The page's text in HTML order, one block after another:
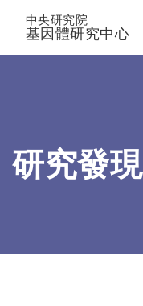
中央研究院
基因體研究中心
研究發現